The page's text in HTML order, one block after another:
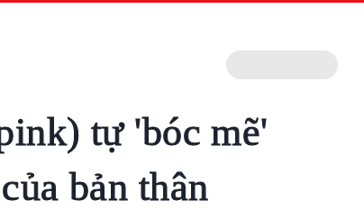
tự 'bóc mẽ'
bản thân